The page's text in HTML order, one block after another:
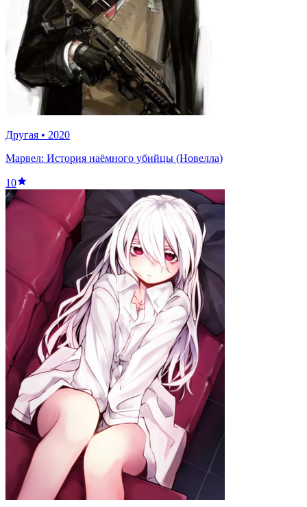
Другая • 2020
Марвел: История наёмного убийцы (Новелла)
10